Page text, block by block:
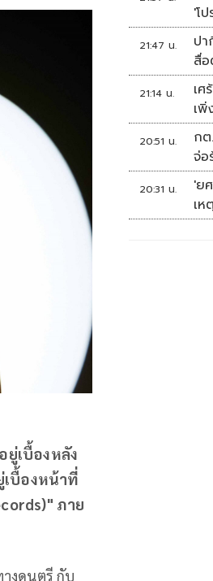
เบื้องหลัง
เบื้องหน้าที่
ภาย
งดนตรี กับ
'โ
21:47 น.
ป
สื่
21:14 น.
เศ
เพิ่
20:51 น.
ก
จ่อ
20:31 น.
'ย
เห
ร่ว